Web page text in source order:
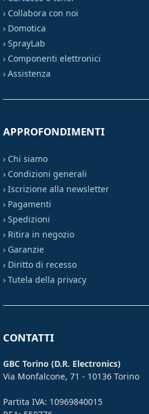
› Collabora con noi
› Domotica
› SprayLab
› Componenti elettronici
› Assistenza
APPROFONDIMENTI
› Chi siamo
› Condizioni generali
› Iscrizione alla newsletter
› Pagamenti
› Spedizioni
› Ritira in negozio
› Garanzie
› Diritto di recesso
› Tutela della privacy
CONTATTI
GBC Torino (D.R. Electronics)
Via Monfalcone, 71 - 10136 Torino
Partita IVA: 10969840015